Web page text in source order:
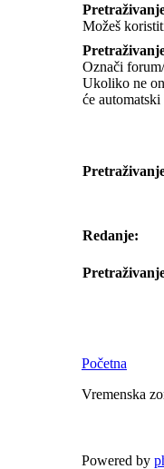
Možeš
Označi
Ukoliko ne
će
Redanje:
Početna
Vremenska
Powered by